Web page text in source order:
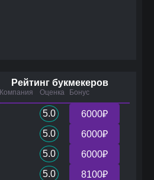
Рейтинг букмекеров
Компания Оценка Бонус
5.0
6000₽
5.0
6000₽
5.0
6000₽
5.0
8100₽